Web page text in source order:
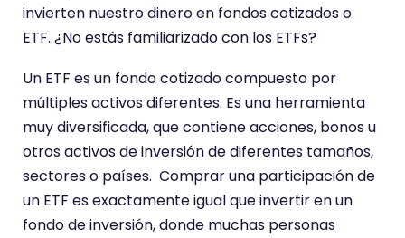
invierten nuestro dinero en fondos cotizados o
ETF. ¿No estás familiarizado con los ETFs?
Un ETF es un fondo cotizado compuesto por
múltiples activos diferentes. Es una herramienta
muy diversificada, que contiene acciones, bonos u
otros activos de inversión de diferentes tamaños,
sectores o países. Comprar una participación de
un ETF es exactamente igual que invertir en un
fondo de inversión, donde muchas personas